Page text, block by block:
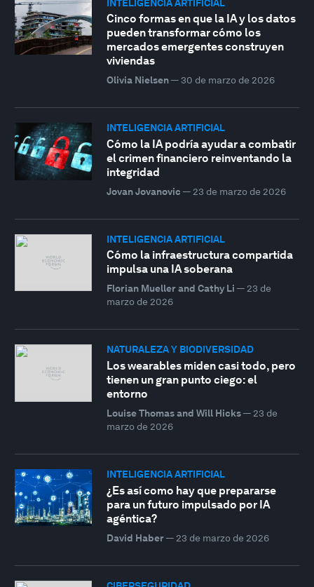
INTELIGENCIA ARTIFICIAL
Cinco formas en que la IA y los datos
pueden transformar cómo los
mercados emergentes construyen
viviendas
Olivia Nielsen— 30 de marzo de 2026
INTELIGENCIA ARTIFICIAL
Cómo la IA podría ayudar a combatir
el crimen financiero reinventando la
integridad
Jovan Jovanovic — 23 de marzo de 2026
INTELIGENCIA ARTIFICIAL
Cómo la infraestructura compartida
impulsa una IA soberana
Florian Mueller and Cathy Li — 23 de
marzo de 2026
NATURALEZA Y BIODIVERSIDAD
Los wearables miden casi todo, pero
tienen un gran punto ciego: el
entorno
Louise Thomas and Will Hicks— 23 de
marzo de 2026
INTELIGENCIA ARTIFICIAL
¿Es así como hay que prepararse
para un futuro impulsado por IA
agéntica?
David Haber— 23 de marzo de 2026